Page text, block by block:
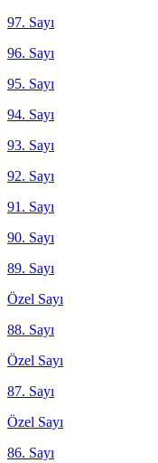
97. Sayı
96. Sayı
95. Sayı
94. Sayı
93. Sayı
92. Sayı
91. Sayı
90. Sayı
89. Sayı
Özel Sayı
88. Sayı
Özel Sayı
87. Sayı
Özel Sayı
86. Sayı